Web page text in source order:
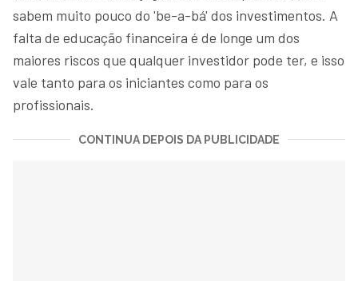
sabem muito pouco do 'be-a-bá' dos investimentos. A
falta de educação financeira é de longe um dos
maiores riscos que qualquer investidor pode ter, e isso
vale tanto para os iniciantes como para os
profissionais.
CONTINUA DEPOIS DA PUBLICIDADE